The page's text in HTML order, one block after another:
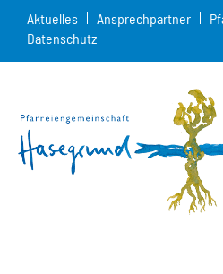
Aktuelles Ansprechpartner
Datenschutz